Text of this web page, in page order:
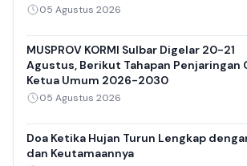
05 Agustus 2026
MUSPROV KORMI Sulbar Digelar 20-21
Agustus, Berikut Tahapan Penjaringan
Ketua Umum 2026-2030
05 Agustus 2026
Doa Ketika Hujan Turun Lengkap
dan Keutamaannya